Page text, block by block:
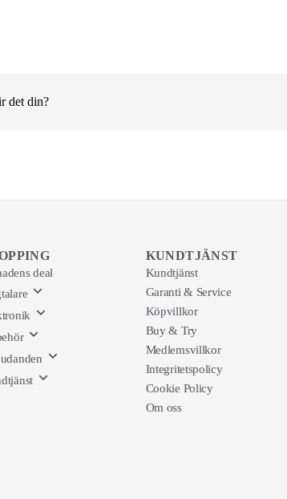
det din?
deal
KUNDTJÄNST
Kundtjänst
Garanti & Service
Köpvillkor
Buy & Try
Medlemsvillkor
Integritetspolicy
Cookie Policy
Om oss